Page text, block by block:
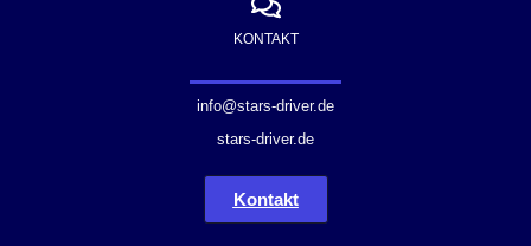
KONTAKT
info@stars-driver.de
stars-driver.de
Kontakt